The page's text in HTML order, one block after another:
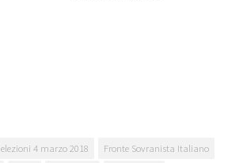
elezioni 4 marzo 2018
Fronte Sovranista Italiano